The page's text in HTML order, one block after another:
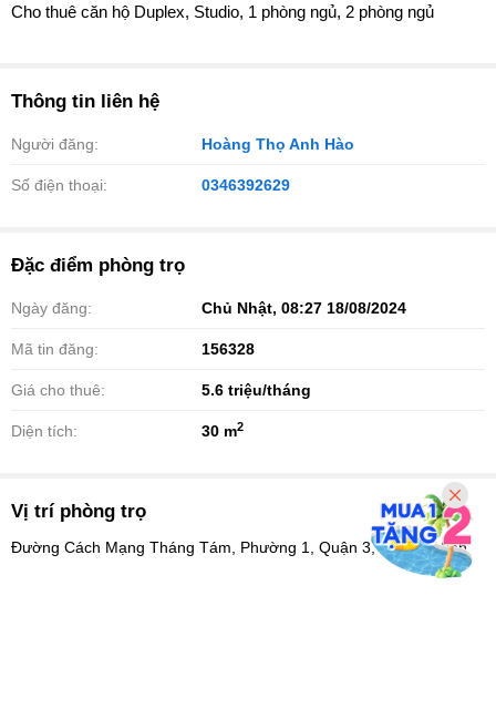
Cho thuê căn hộ Duplex, Studio, 1 phòng ngủ, 2 phòng ngủ
Thông tin liên hệ
Người đăng: Hoàng Thọ Anh Hào
Số điện thoại: 0346392629
Đặc điểm phòng trọ
Ngày đăng: Chủ Nhật, 08:27 18/08/2024
Mã tin đăng: 156328
Giá cho thuê: 5.6 triệu/tháng
Diện tích: 30 m2
Vị trí phòng trọ
Đường Cách Mạng Tháng Tám, Phường 1, Quận 3, Hồ Chí Minh